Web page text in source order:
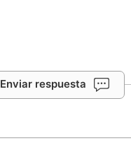
Enviar respuesta